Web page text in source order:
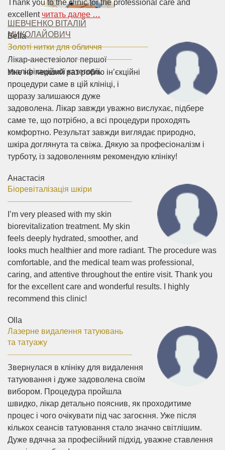
ШЕВЧЕНКО ВІТАЛІЙ
МИКОЛАЙОВИЧ
Лікар-анестезіолог першої
кваліфікаційної категорії.
Thank you to the clinic for the professional care and
excellent читать далее …
Bella
Золоті нитки для обличчя
Уже не перший раз роблю ін’єкційні
процедури саме в цій клініці, і
щоразу залишаюся дуже
задоволена. Лікар завжди уважно вислухає, підбере
саме те, що потрібно, а всі процедури проходять
комфортно. Результат завжди виглядає природно,
шкіра доглянута та свіжа. Дякую за професіоналізм і
турботу, із задоволенням рекомендую клініку!
Анастасія
Біоревіталізація шкіри
I’m very pleased with my skin
biorevitalization treatment. My skin
feels deeply hydrated, smoother, and
looks much healthier and more radiant. The procedure was
comfortable, and the medical team was professional,
caring, and attentive throughout the entire visit. Thank you
for the excellent care and wonderful results. I highly
recommend this clinic!
Olla
Лазерне видалення татуювань
та татуажу
Звернулася в клініку для видалення
татуювання і дуже задоволена своїм
вибором. Процедура пройшла
швидко, лікар детально пояснив, як проходитиме
процес і чого очікувати під час загоєння. Уже після
кількох сеансів татуювання стало значно світлішим.
Дуже вдячна за професійний підхід, уважне ставлення